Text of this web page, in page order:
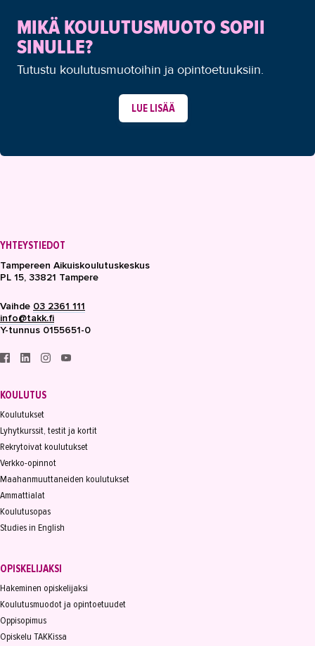
MIKÄ KOULUTUSMUOTO SOPII
SINULLE?
Tutustu koulutusmuotoihin ja opintoetuuksiin.
LUE LISÄÄ
YHTEYSTIEDOT
Tampereen Aikuiskoulutuskeskus
PL 15, 33821 Tampere
Vaihde 03 2361 111
info@takk.fi
Y-tunnus 0155651-0
KOULUTUS
Koulutukset
Lyhytkurssit, testit ja kortit
Rekrytoivat koulutukset
Verkko-opinnot
Maahanmuuttaneiden koulutukset
Ammattialat
Koulutusopas
Studies in English
OPISKELIJAKSI
Hakeminen opiskelijaksi
Koulutusmuodot ja opintoetuudet
Oppisopimus
Opiskelu TAKKissa